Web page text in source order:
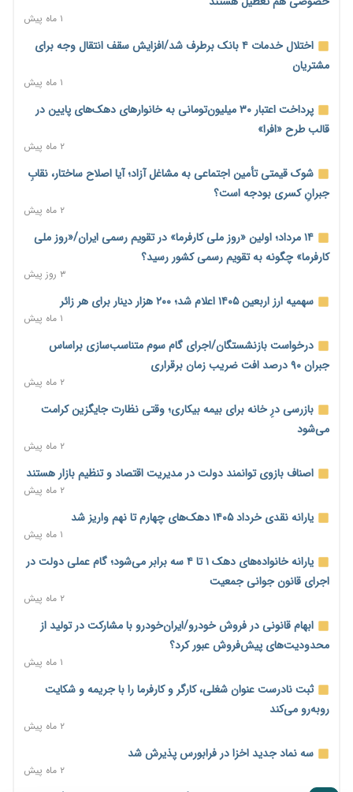
منابع صندوق ملی مسکن به متقاضیان رسید؛ اولویت با پروژه‌های
هشدار درباره آینده صندوق‌های بازنشستگی؛ اعتماد بیمه‌پردازان را
ترمیم مزد در راه است؟ تأکید بر افزایش مزد پایه و شفافیت سبد
وام بدون رتبه اعتباری؛ صندوق کارآفرینی امید از حمایت متفاوت
ناترازی برق ۳۰ درصد کاهش یافت؛ وعده وزارت نیرو برای رفع
محدودیت صنایع
۴ ساعت پیش
ورود بخش خصوصی به حکمرانی اشتغال؛ «یاوران پیشرفت»
امسال گسترده‌تر می‌شود
۴ ساعت پیش
مطالبه کارگران جنوب برای پرداخت «حق جنگ»؛ از نفت و گاز تا
شبکه برق
۴ ساعت پیش
حساب‌های شرکت ملی نفت در بانک صنعت و معدن مسدود شد؛
بدهی یک میلیارد دلاری
درآمد کارگزاری‌ها چقدر است؟ کانون کارگزاران اعداد منتشرشده در
فضای مجازی را تکذیب کرد
بیکاری ۷ درصدی روی کاغذ؛ آیا در واقعیت هم این چنین است؟
روز خبرنگار؛ مطالبه‌ای فراتر از تبریک برای پاسداشت حقیقت و
امنیت شغلی
همایش و مسابقه نذری ماه صفر برگزار شد
۱ ماه پیش
اختلال خدمات ۴ بانک برطرف شد/افزایش سقف انتقال وجه برای
مشتریان
۱ ماه پیش
پرداخت اعتبار ۳۰ میلیون‌تومانی به خانوارهای دهک‌های پایین در
قالب طرح «افرا»
۲ ماه پیش
شوک قیمتی تأمین اجتماعی به مشاغل آزاد؛ آیا اصلاح ساختار، نقابِ
جبرانِ کسری بودجه است؟
۲ ماه پیش
۱۴ مرداد؛ اولین «روز ملی کارفرما» در تقویم رسمی ایران/«روز ملی
کارفرما» چگونه به تقویم رسمی کشور رسید؟
۳ روز پیش
سهمیه ارز اربعین ۱۴۰۵ اعلام شد؛ ۲۰۰ هزار دینار برای هر زائر
۱ ماه پیش
درخواست بازنشستگان/اجرای گام سوم متناسب‌سازی براساس
جبران ۹۰ درصد افت ضریب زمان برقراری
۲ ماه پیش
بازرسی درِ خانه برای بیمه بیکاری؛ وقتی نظارت جایگزین کرامت
می‌شود
۲ ماه پیش
اصناف بازوی توانمند دولت در مدیریت اقتصاد و تنظیم بازار هستند
۲ ماه پیش
یارانه نقدی خرداد ۱۴۰۵ دهک‌های چهارم تا نهم واریز شد
۱ ماه پیش
یارانه خانواده‌های دهک ۱ تا ۴ سه برابر می‌شود؛ گام عملی دولت در
اجرای قانون جوانی جمعیت
۲ ماه پیش
ابهام قانونی در فروش خودرو/ایران‌خودرو با مشارکت در تولید از
محدودیت‌های پیش‌فروش عبور کرد؟
۱ ماه پیش
ثبت نادرست عنوان شغلی، کارگر و کارفرما را با جریمه و شکایت
روبه‌رو می‌کند
۲ ماه پیش
سه نماد جدید اخزا در فرابورس پذیرش شد
۲ ماه پیش